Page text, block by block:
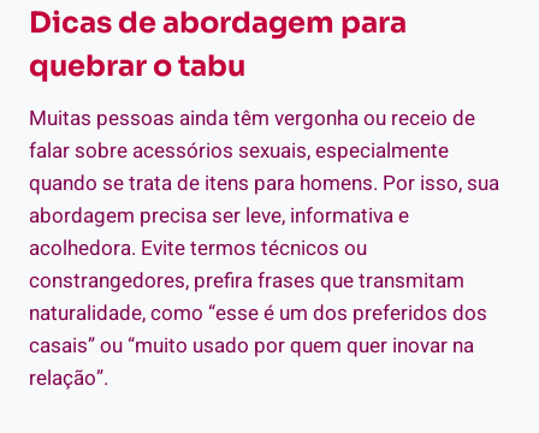
Dicas de abordagem para
quebrar o tabu
Muitas pessoas ainda têm vergonha ou receio de
falar sobre acessórios sexuais, especialmente
quando se trata de itens para homens. Por isso, sua
abordagem precisa ser leve, informativa e
acolhedora. Evite termos técnicos ou
constrangedores, prefira frases que transmitam
naturalidade, como “esse é um dos preferidos dos
casais” ou “muito usado por quem quer inovar na
relação”.